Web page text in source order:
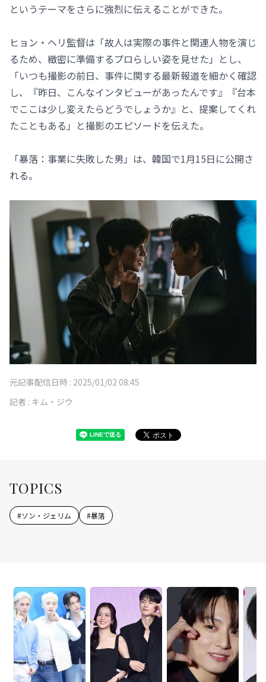
というテーマをさらに強烈に伝えることができた。
ヒョン・ヘリ監督は「故人は実際の事件と関連人物を演じ
るため、緻密に準備するプロらしい姿を見せた」とし、
「いつも撮影の前日、事件に関する最新報道を細かく確認
し、『昨日、こんなインタビューがあったんです』『台本
でここは少し変えたらどうでしょうか』と、提案してくれ
たこともある」と撮影のエピソードを伝えた。
「暴落：事業に失敗した男」は、韓国で1月15日に公開さ
れる。
元記事配信日時 : 2025/01/02 08:45
記者 : キム・ジウ
TOPICS
#ソン・ジェリム #暴落